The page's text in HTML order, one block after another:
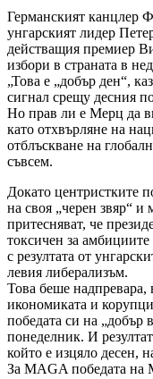
Германският канцлер
унгарският лидер
действащия премиер
избори в страната в
„Това е „добър ден“,
сигнал срещу десния
Но прав ли е Мерц да
като отхвърляне на
отблъскване на
съвсем.
Докато центристките
на своя „черен звяр“
притесняват, че
токсичен за
с резултата от
левия либерализъм.
Това беше надпревара,
икономиката и
победата си на „добър
понеделник. И
който е изцяло десен,
За MAGA победата на